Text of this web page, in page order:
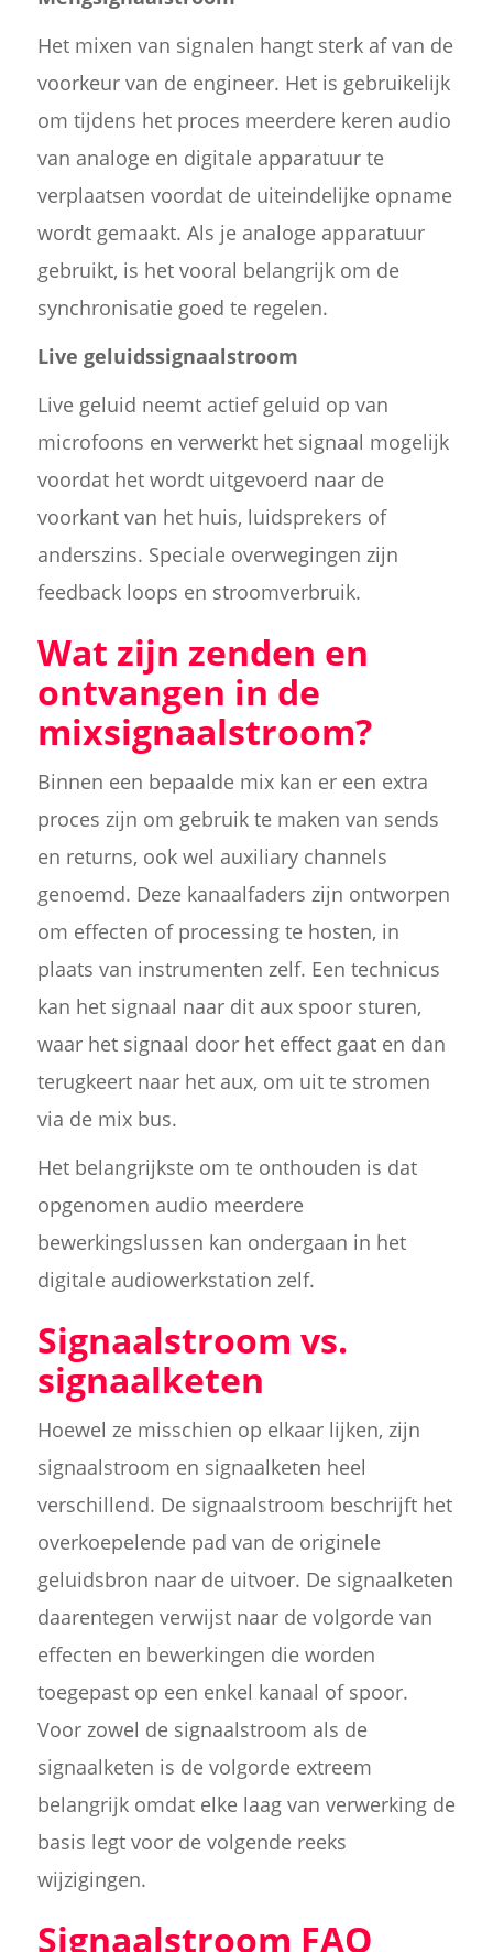
Het mixen van signalen hangt sterk af van de
voorkeur van de engineer. Het is gebruikelijk
om tijdens het proces meerdere keren audio
van analoge en digitale apparatuur te
verplaatsen voordat de uiteindelijke opname
wordt gemaakt. Als je analoge apparatuur
gebruikt, is het vooral belangrijk om de
synchronisatie goed te regelen.
Live geluidssignaalstroom
Live geluid neemt actief geluid op van
microfoons en verwerkt het signaal mogelijk
voordat het wordt uitgevoerd naar de
voorkant van het huis, luidsprekers of
anderszins. Speciale overwegingen zijn
feedback loops en stroomverbruik.
Wat zijn zenden en
ontvangen in de
mixsignaalstroom?
Binnen een bepaalde mix kan er een extra
proces zijn om gebruik te maken van sends
en returns, ook wel auxiliary channels
genoemd. Deze kanaalfaders zijn ontworpen
om effecten of processing te hosten, in
plaats van instrumenten zelf. Een technicus
kan het signaal naar dit aux spoor sturen,
waar het signaal door het effect gaat en dan
terugkeert naar het aux, om uit te stromen
via de mix bus.
Het belangrijkste om te onthouden is dat
opgenomen audio meerdere
bewerkingslussen kan ondergaan in het
digitale audiowerkstation zelf.
Signaalstroom vs.
signaalketen
Hoewel ze misschien op elkaar lijken, zijn
signaalstroom en signaalketen heel
verschillend. De signaalstroom beschrijft het
overkoepelende pad van de originele
geluidsbron naar de uitvoer. De signaalketen
daarentegen verwijst naar de volgorde van
effecten en bewerkingen die worden
toegepast op een enkel kanaal of spoor.
Voor zowel de signaalstroom als de
signaalketen is de volgorde extreem
belangrijk omdat elke laag van verwerking de
basis legt voor de volgende reeks
wijzigingen.
Signaalstroom FAQ